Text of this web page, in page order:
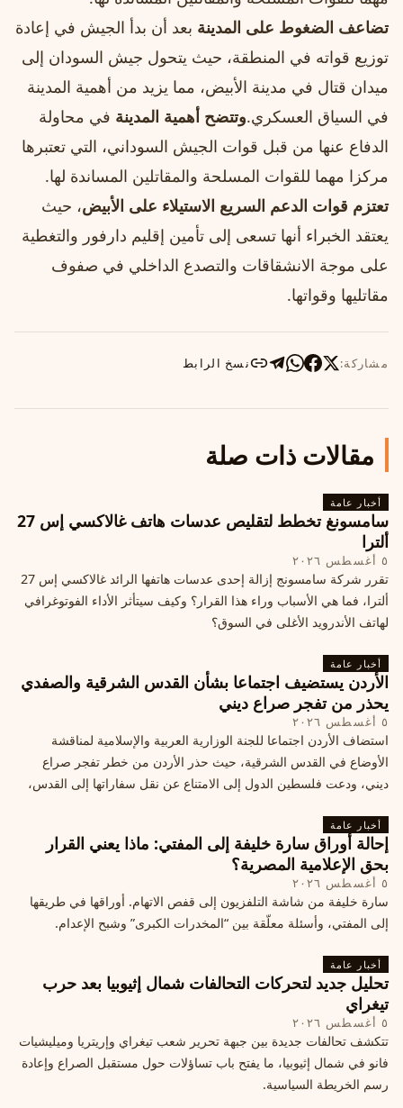
تضاعف الضغوط على المدينة بعد أن بدأ الجيش في إعادة
توزيع قواته في المنطقة، حيث يتحول جيش السودان إلى
ميدان قتال في مدينة الأبيض، مما يزيد من أهمية المدينة
في السياق العسكري.وتتضح أهمية المدينة في محاولة
الدفاع عنها من قبل قوات الجيش السوداني، التي تعتبرها
مركزا مهما للقوات المسلحة والمقاتلين المساندة لها.
تعتزم قوات الدعم السريع الاستيلاء على الأبيض، حيث
يعتقد الخبراء أنها تسعى إلى تأمين إقليم دارفور والتغطية
على موجة الانشقاقات والتصدع الداخلي في صفوف
مقاتليها وقواتها.
مشاركة: نسخ الرابط
مقالات ذات صلة
أخبار عامة
سامسونغ تخطط لتقليص عدسات هاتف غالاكسي إس 27
ألترا
٥ أغسطس ٢٠٢٦
تقرر شركة سامسونج إزالة إحدى عدسات هاتفها الرائد غالاكسي إس 27
ألترا، فما هي الأسباب وراء هذا القرار؟ وكيف سيتأثر الأداء الفوتوغرافي
لهاتف الأندرويد الأغلى في السوق؟
أخبار عامة
الأردن يستضيف اجتماعا بشأن القدس الشرقية والصفدي
يحذر من تفجر صراع ديني
٥ أغسطس ٢٠٢٦
استضاف الأردن اجتماعا للجنة الوزارية العربية والإسلامية لمناقشة
الأوضاع في القدس الشرقية، حيث حذر الأردن من خطر تفجر صراع
ديني، ودعت فلسطين الدول إلى الامتناع عن نقل سفاراتها إلى القدس،
أخبار عامة
إحالة أوراق سارة خليفة إلى المفتي: ماذا يعني القرار
بحق الإعلامية المصرية؟
٥ أغسطس ٢٠٢٦
سارة خليفة من شاشة التلفزيون إلى قفص الاتهام. أوراقها في طريقها
إلى المفتي، وأسئلة معلّقة بين “المخدرات الكبرى” وشبح الإعدام.
أخبار عامة
تحليل جديد لتحركات التحالفات شمال إثيوبيا بعد حرب
تيغراي
٥ أغسطس ٢٠٢٦
تتكشف تحالفات جديدة بين جبهة تحرير شعب تيغراي وإريتريا وميليشيات
فانو في شمال إثيوبيا، ما يفتح باب تساؤلات حول مستقبل الصراع وإعادة
رسم الخريطة السياسية.